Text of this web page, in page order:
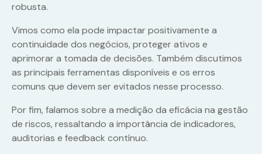
robusta.
Vimos como ela pode impactar positivamente a
continuidade dos negócios, proteger ativos e
aprimorar a tomada de decisões. Também discutimos
as principais ferramentas disponíveis e os erros
comuns que devem ser evitados nesse processo.
Por fim, falamos sobre a medição da eficácia na gestão
de riscos, ressaltando a importância de indicadores,
auditorias e feedback contínuo.